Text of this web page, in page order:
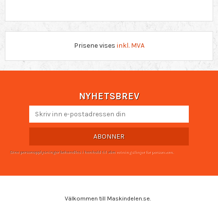
Prisene vises inkl. MVA
NYHETSBREV
ABONNER
Dine personopplysninger behandles i henhold til våre retningslinjer for personvern.
Välkommen till Maskindelen.se.